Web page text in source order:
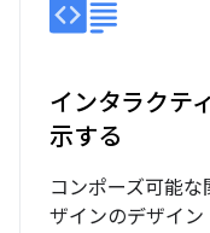
インタラクテ
示する
コンポーズ可能
ザインのデザイン